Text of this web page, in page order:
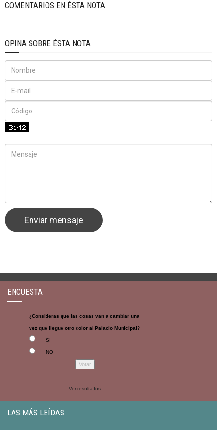
COMENTARIOS EN ÉSTA NOTA
OPINA SOBRE ÉSTA NOTA
ENCUESTA
¿Consideras que las cosas van a cambiar una
vez que llegue otro color al Palacio Municipal?
SI
NO
Ver resultados
LAS MÁS LEÍDAS